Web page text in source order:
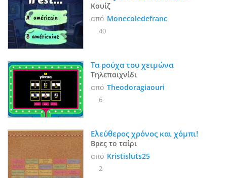
Κουίζ
από Monecoledefranc
40
Τα ρούχα του χειμώνα
Τηλεπαιχνίδι
από Theodoragiaouri
6
Ελεύθερος χρόνος και χόμπι!
Βρες το ταίρι
από Kristisluts25
2